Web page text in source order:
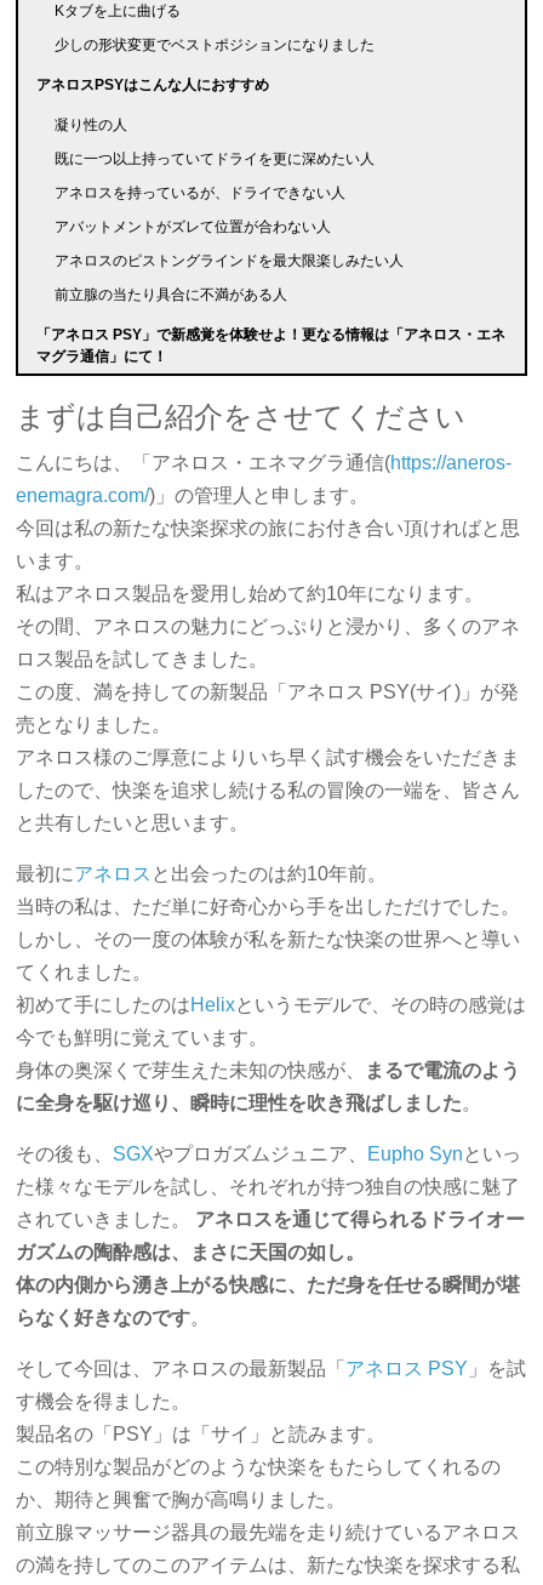
Kタブを上に曲げる
少しの形状変更でベストポジションになりました
アネロスPSYはこんな人におすすめ
凝り性の人
既に一つ以上持っていてドライを更に深めたい人
アネロスを持っているが、ドライできない人
アバットメントがズレて位置が合わない人
アネロスのピストングラインドを最大限楽しみたい人
前立腺の当たり具合に不満がある人
「アネロス PSY」で新感覚を体験せよ！更なる情報は「アネロス・エネ
マグラ通信」にて！
まずは自己紹介をさせてください
こんにちは、「アネロス・エネマグラ通信(https://aneros-
enemagra.com/)」の管理人と申します。
今回は私の新たな快楽探求の旅にお付き合い頂ければと思
います。
私はアネロス製品を愛用し始めて約10年になります。
その間、アネロスの魅力にどっぷりと浸かり、多くのアネ
ロス製品を試してきました。
この度、満を持しての新製品「アネロス PSY(サイ)」が発
売となりました。
アネロス様のご厚意によりいち早く試す機会をいただきま
したので、快楽を追求し続ける私の冒険の一端を、皆さん
と共有したいと思います。
最初にアネロス と出会ったのは約10年前。
当時の私は、ただ単に好奇心から手を出しただけでした。
しかし、その一度の体験が私を新たな快楽の世界へと導い
てくれました。
初めて手にしたのはHelixというモデルで、その時の感覚は
今でも鮮明に覚えています。
身体の奥深くで芽生えた未知の快感が、
まるで電流のよう
に全身を駆け巡り、瞬時に理性を吹き飛ばしました。
その後も、 SGXやプロガズムジュニア、 Eupho Syn といっ
た様々なモデルを試し、それぞれが持つ独自の快感に魅了
されていきました。 アネロスを通じて得られるドライオー
ガズムの陶酔感は、まさに天国の如し。
体の内側から湧き上がる快感に、ただ身を任せる瞬間が堪
らなく好きなのです。
そして今回は、アネロスの最新製品「 アネロス PSY 」を試
す機会を得ました。
製品名の「PSY」は「サイ」と読みます。
この特別な製品がどのような快楽をもたらしてくれるの
か、期待と興奮で胸が高鳴りました。
前立腺マッサージ器具の最先端を走り続けているアネロス
の満を持してのこのアイテムは、新たな快楽を探求する私